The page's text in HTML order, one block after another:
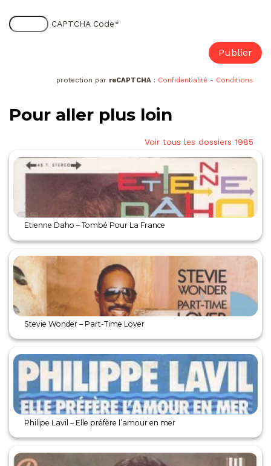
CAPTCHA Code*
protection par reCAPTCHA : Confidentialité - Conditions
Pour aller plus loin
Voir tous les dossiers 1985
Etienne Daho – Tombé Pour La France
Stevie Wonder – Part-Time Lover
Philipe Lavil – Elle préfère l’amour en mer